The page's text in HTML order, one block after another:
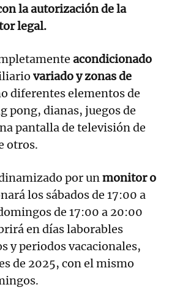
la autorización de la
legal.
acondicionado
variado y zonas de
diferentes elementos de
pong, dianas, juegos de
pantalla de televisión de
otros.
por unmonitor o
los sábados de 17:00 a
de 17:00 a 20:00
en días laborables
y periodos vacacionales,
de 2025, con el mismo